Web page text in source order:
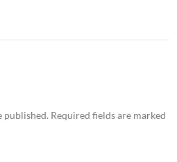
published. Required fields are marked